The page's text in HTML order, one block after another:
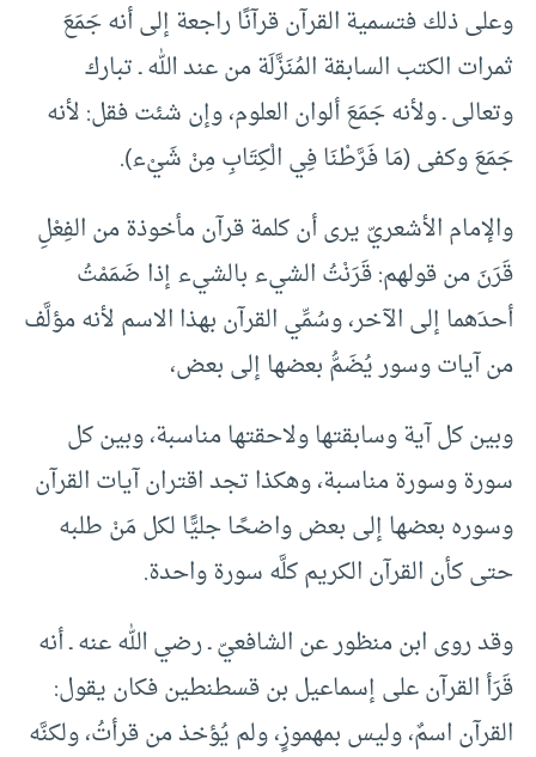
وعلى ذلك فتسمية القرآن قرآنًا راجعة إلى أنه جَمَعَ
ثمرات الكتب السابقة المُنَزَّلَة من عند الله ـ تبارك
وتعالى ـ ولأنه جَمَعَ ألوان العلوم، وإن شئت فقل: لأنه
جَمَعَ وكفى (مَا فَرَّطْنَا فِي الْكِتَابِ مِنْ شَيْء).
والإمام الأشعريّ يرى أن كلمة قرآن مأخوذة من الفِعْلِ
قَرَنَ من قولهم: قَرَنْتُ الشيء بالشيء إذا ضَمَمْتُ
أحدَهما إلى الآخر، وسُمِّي القرآن بهذا الاسم لأنه مؤلَّف
من آيات وسور يُضَمُّ بعضها إلى بعض،
وبين كل آية وسابقتها ولاحقتها مناسبة، وبين كل
سورة وسورة مناسبة، وهكذا تجد اقتران آيات القرآن
وسوره بعضها إلى بعض واضحًا جليًّا لكل مَنْ طلبه
حتى كأن القرآن الكريم كلَّه سورة واحدة.
وقد روى ابن منظور عن الشافعيّ ـ رضي الله عنه ـ أنه
قَرَأ القرآن على إسماعيل بن قسطنطين فكان يقول:
القرآن اسمٌ، وليس بمهموزٍ، ولم يُؤخذ من قرأتُ، ولكنَّه